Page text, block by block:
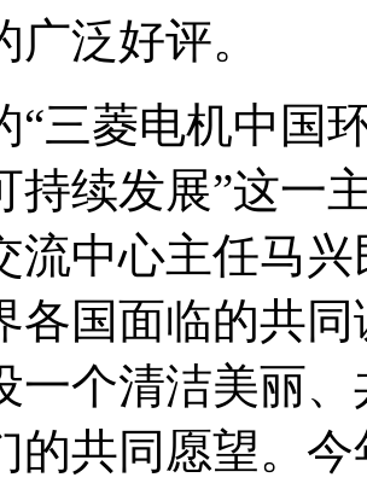
广泛好评。
“三菱电机中国
持续发展”这一
流中心主任马
各国面临的共
一个清洁美丽
的共同愿望。